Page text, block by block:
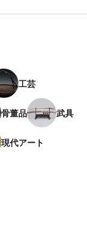
工芸
骨董品 武具
現代アート